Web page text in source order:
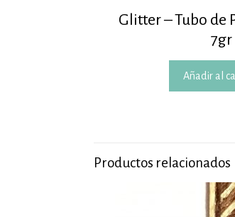
Glitter – Tubo de
7gr
Añadir al
Productos relacionados